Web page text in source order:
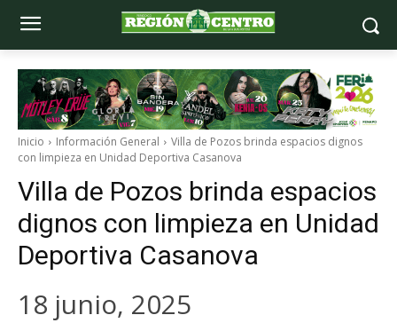
Inicio Información General
Villa de Pozos brinda espacios dignos
con limpieza en Unidad Deportiva Casanova
Villa de Pozos brinda espacios
dignos con limpieza en Unidad
Deportiva Casanova
18 junio, 2025